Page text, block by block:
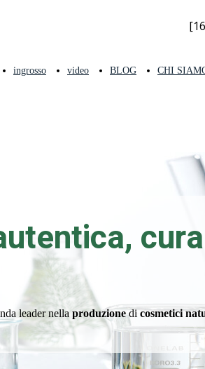
[16-
ingrosso video BLOG CHI
cura
leader nellaproduzionedicosmetici